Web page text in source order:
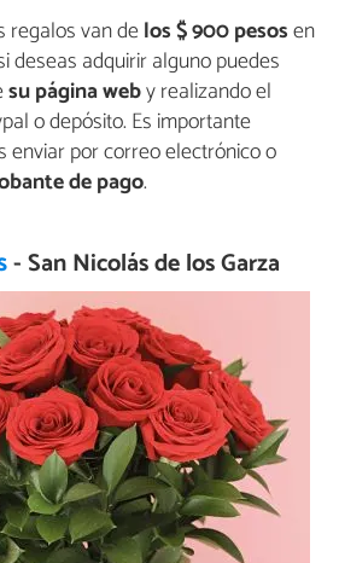
regalos van delos $ 900 pesosen
deseas adquirir alguno puedes
su página weby realizando el
o depósito. Es importante
enviar por correo electrónico o
de pago.
- San Nicolás de los Garza